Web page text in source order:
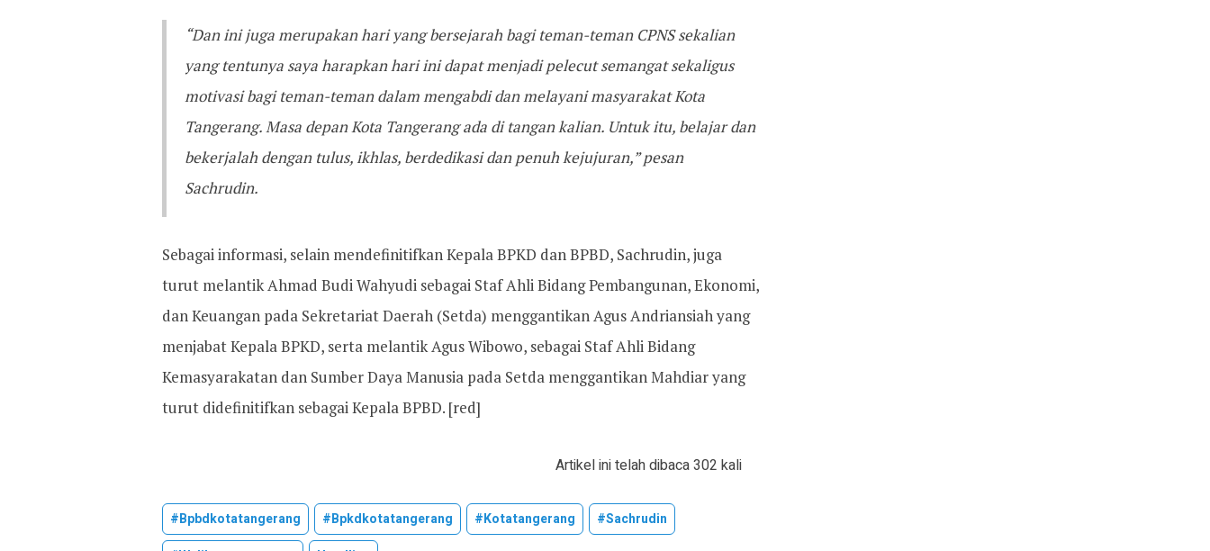
“Dan ini juga merupakan hari yang bersejarah bagi teman-teman CPNS sekalian
yang tentunya saya harapkan hari ini dapat menjadi pelecut semangat sekaligus
motivasi bagi teman-teman dalam mengabdi dan melayani masyarakat Kota
Tangerang. Masa depan Kota Tangerang ada di tangan kalian. Untuk itu, belajar dan
bekerjalah dengan tulus, ikhlas, berdedikasi dan penuh kejujuran,” pesan
Sachrudin.
Sebagai informasi, selain mendefinitifkan Kepala BPKD dan BPBD, Sachrudin, juga
turut melantik Ahmad Budi Wahyudi sebagai Staf Ahli Bidang Pembangunan, Ekonomi,
dan Keuangan pada Sekretariat Daerah (Setda) menggantikan Agus Andriansiah yang
menjabat Kepala BPKD, serta melantik Agus Wibowo, sebagai Staf Ahli Bidang
Kemasyarakatan dan Sumber Daya Manusia pada Setda menggantikan Mahdiar yang
turut didefinitifkan sebagai Kepala BPBD. [red]
Artikel ini telah dibaca 302 kali
#bpbdkotatangerang #bpkdkotatangerang #kotatangerang
#sachrudin